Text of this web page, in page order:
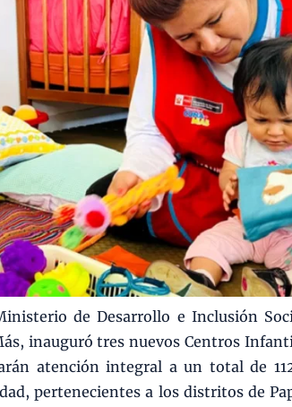
de Desarrollo e Inclusión
inauguró tres nuevos Centros
atención integral a un total de
pertenecientes a los distritos de